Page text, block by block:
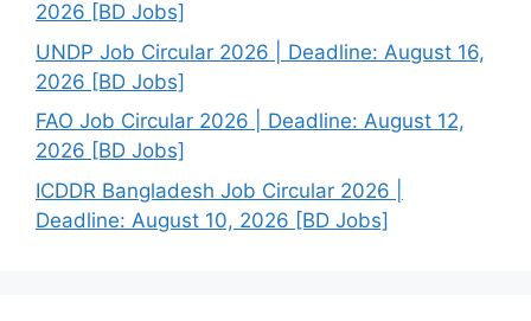
2026 [BD Jobs]
UNDP Job Circular 2026 | Deadline: August 16,
2026 [BD Jobs]
FAO Job Circular 2026 | Deadline: August 12,
2026 [BD Jobs]
ICDDR Bangladesh Job Circular 2026 |
Deadline: August 10, 2026 [BD Jobs]